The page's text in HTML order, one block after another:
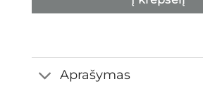
Aprašymas